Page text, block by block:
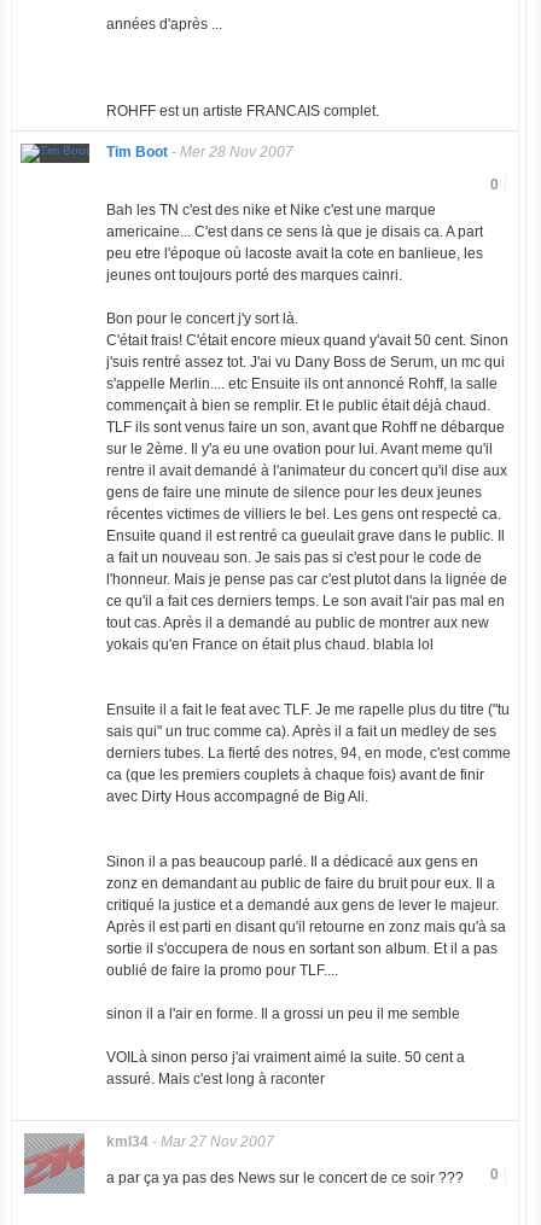
années d'après ...
ROHFF est un artiste FRANCAIS complet.
Tim Boot- Mer 28 Nov 2007
0
Bah les TN c'est des nike et Nike c'est une marque
americaine... C'est dans ce sens là que je disais ca. A part
peu etre l'époque où lacoste avait la cote en banlieue, les
jeunes ont toujours porté des marques cainri.
Bon pour le concert j'y sort là.
C'était frais! C'était encore mieux quand y'avait 50 cent. Sinon
j'suis rentré assez tot. J'ai vu Dany Boss de Serum, un mc qui
s'appelle Merlin.... etc Ensuite ils ont annoncé Rohff, la salle
commençait à bien se remplir. Et le public était déjà chaud.
TLF ils sont venus faire un son, avant que Rohff ne débarque
sur le 2ème. Il y'a eu une ovation pour lui. Avant meme qu'il
rentre il avait demandé à l'animateur du concert qu'il dise aux
gens de faire une minute de silence pour les deux jeunes
récentes victimes de villiers le bel. Les gens ont respecté ca.
Ensuite quand il est rentré ca gueulait grave dans le public. Il
a fait un nouveau son. Je sais pas si c'est pour le code de
l'honneur. Mais je pense pas car c'est plutot dans la lignée de
ce qu'il a fait ces derniers temps. Le son avait l'air pas mal en
tout cas. Après il a demandé au public de montrer aux new
yokais qu'en France on était plus chaud. blabla lol
Ensuite il a fait le feat avec TLF. Je me rapelle plus du titre ("tu
sais qui" un truc comme ca). Après il a fait un medley de ses
derniers tubes. La fierté des notres, 94, en mode, c'est comme
ca (que les premiers couplets à chaque fois) avant de finir
avec Dirty Hous accompagné de Big Ali.
Sinon il a pas beaucoup parlé. Il a dédicacé aux gens en
zonz en demandant au public de faire du bruit pour eux. Il a
critiqué la justice et a demandé aux gens de lever le majeur.
Après il est parti en disant qu'il retourne en zonz mais qu'à sa
sortie il s'occupera de nous en sortant son album. Et il a pas
oublié de faire la promo pour TLF....
sinon il a l'air en forme. Il a grossi un peu il me semble
VOILà sinon perso j'ai vraiment aimé la suite. 50 cent a
assuré. Mais c'est long à raconter
kml34- Mar 27 Nov 2007
0
a par ça ya pas des News sur le concert de ce soir ???